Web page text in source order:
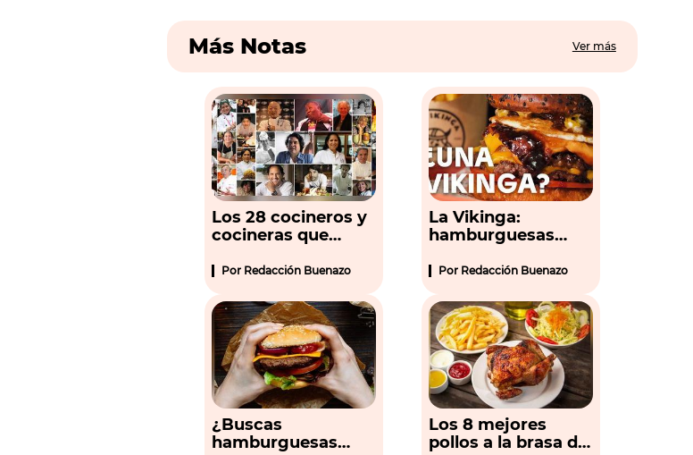
Más Notas Ver más
Los 28 cocineros y
cocineras que
nuestra cocina
Por Redacción Buenazo
La Vikinga:
hamburguesas
Por Redacción Buenazo
¿Buscas
hamburguesas
Los 8 mejores
pollos a la brasa del